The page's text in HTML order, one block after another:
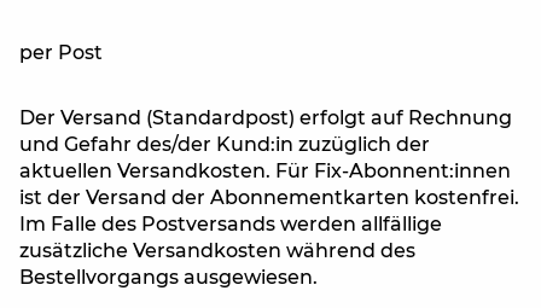
per Post
Der Versand (Standardpost) erfolgt auf Rechnung
und Gefahr des/der Kund:in zuzüglich der
aktuellen Versandkosten. Für Fix-Abonnent:innen
ist der Versand der Abonnementkarten kostenfrei.
Im Falle des Postversands werden allfällige
zusätzliche Versandkosten während des
Bestellvorgangs ausgewiesen.